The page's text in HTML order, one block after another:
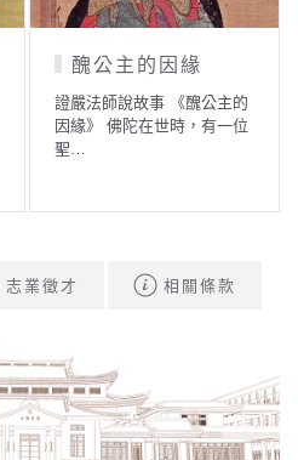
醜公主的因緣
證嚴法師說故事 《醜公主的
因緣》 佛陀在世時，有一位
聖…
志業徵才 相關條款